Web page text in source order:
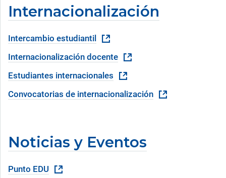
Internacionalización
Intercambio estudiantil
Internacionalización docente
Estudiantes internacionales
Convocatorias de internacionalización
Noticias y Eventos
Punto EDU